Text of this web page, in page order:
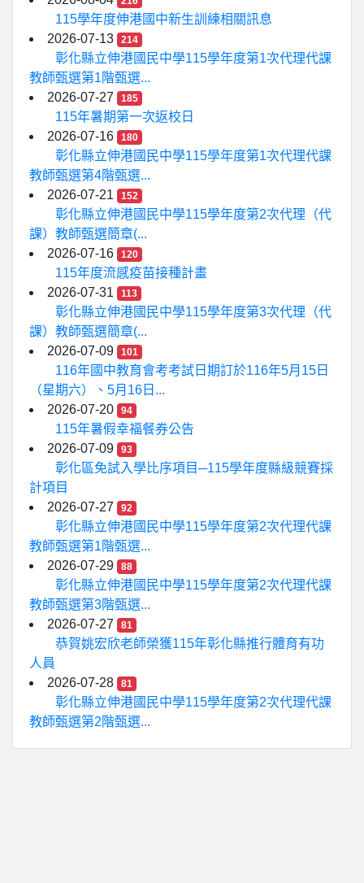
115學年度伸港國中新生訓練相關訊息
2026-07-13
214
彰化縣立伸港國民中學115學年度第1次代理代課
教師甄選第1階甄選...
2026-07-27
185
115年暑期第一次返校日
2026-07-16
180
彰化縣立伸港國民中學115學年度第1次代理代課
教師甄選第4階甄選...
2026-07-21
152
彰化縣立伸港國民中學115學年度第2次代理（代
課）教師甄選簡章(...
2026-07-16
120
115年度流感疫苗接種計畫
2026-07-31
113
彰化縣立伸港國民中學115學年度第3次代理（代
課）教師甄選簡章(...
2026-07-09
101
116年國中教育會考考試日期訂於116年5月15日
（星期六）、5月16日...
2026-07-20
94
115年暑假幸福餐券公告
2026-07-09
93
彰化區免試入學比序項目─115學年度縣級競賽採
計項目
2026-07-27
92
彰化縣立伸港國民中學115學年度第2次代理代課
教師甄選第1階甄選...
2026-07-29
88
彰化縣立伸港國民中學115學年度第2次代理代課
教師甄選第3階甄選...
2026-07-27
81
恭賀姚宏欣老師榮獲115年彰化縣推行體育有功
人員
2026-07-28
81
彰化縣立伸港國民中學115學年度第2次代理代課
教師甄選第2階甄選...